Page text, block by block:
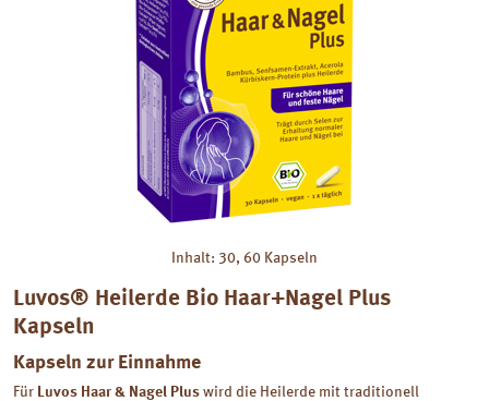
Inhalt: 30, 60 Kapseln
Luvos® Heilerde Bio Haar+Nagel Plus
Kapseln
Kapseln zur Einnahme
Für Luvos Haar & Nagel Plus wird die Heilerde mit traditionell